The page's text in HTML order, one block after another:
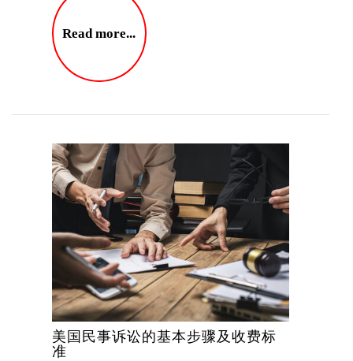
Read more...
美国民事诉讼的基本步骤及收费标
准